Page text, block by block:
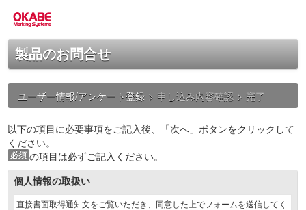
製品のお問合せ
ユーザー情報/アンケート登録 > 申し込み内容確認 > 完了
以下の項目に必要事項をご記入後、「次へ」ボタンをクリックして
ください。
必須 の項目は必ずご記入ください。
個人情報の取扱い
直接書面取得通知文をご覧いただき、同意した上でフォームを送信してく